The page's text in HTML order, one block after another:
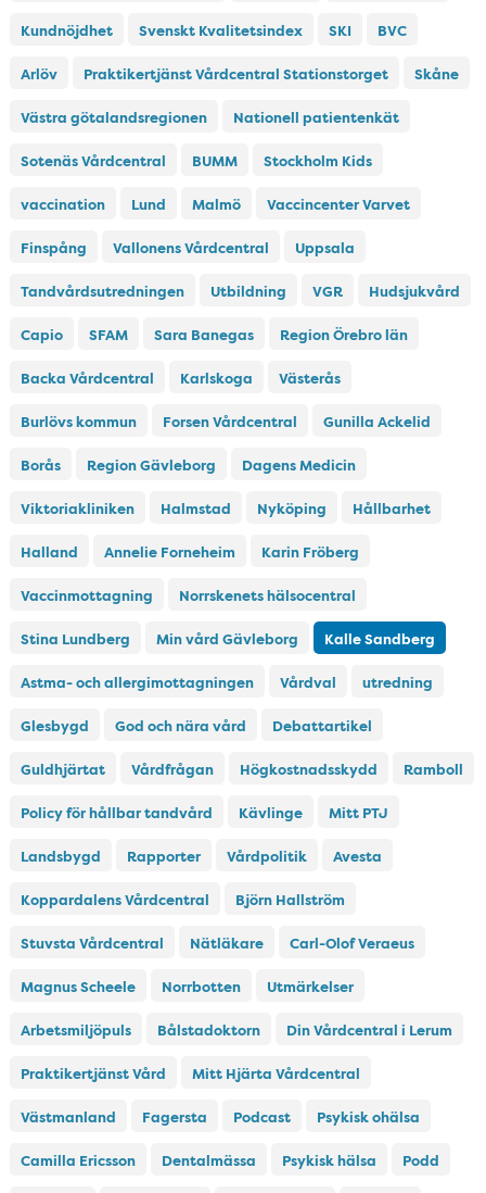
Kundnöjdhet Svenskt Kvalitetsindex SKI BVC
Arlöv Praktikertjänst Vårdcentral Stationstorget Skåne
Västra götalandsregionen Nationell patientenkät
Sotenäs Vårdcentral BUMM Stockholm Kids
vaccination Lund Malmö Vaccincenter Varvet
Finspång Vallonens Vårdcentral Uppsala
Tandvårdsutredningen Utbildning VGR Hudsjukvård
Capio SFAM Sara Banegas Region Örebro län
Backa Vårdcentral Karlskoga Västerås
Burlövs kommun Forsen Vårdcentral Gunilla Ackelid
Borås Region Gävleborg Dagens Medicin
Viktoriakliniken Halmstad Nyköping Hållbarhet
Halland Annelie Forneheim Karin Fröberg
Vaccinmottagning Norrskenets hälsocentral
Stina Lundberg Min vård Gävleborg Kalle Sandberg
Astma- och allergimottagningen Vårdval utredning
Glesbygd God och nära vård Debattartikel
Guldhjärtat Vårdfrågan Högkostnadsskydd Ramboll
Policy för hållbar tandvård Kävlinge Mitt PTJ
Landsbygd Rapporter Vårdpolitik Avesta
Koppardalens Vårdcentral Björn Hallström
Stuvsta Vårdcentral Nätläkare Carl-Olof Veraeus
Magnus Scheele Norrbotten Utmärkelser
Arbetsmiljöpuls Bålstadoktorn Din Vårdcentral i Lerum
Praktikertjänst Vård Mitt Hjärta Vårdcentral
Västmanland Fagersta Podcast Psykisk ohälsa
Camilla Ericsson Dentalmässa Psykisk hälsa Podd